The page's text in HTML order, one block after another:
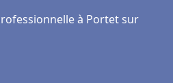
à Portet sur